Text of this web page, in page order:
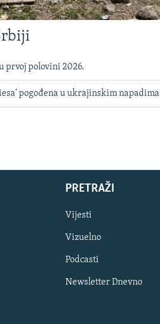
prvoj polovini 2026.
pogođena u ukrajinskim napadima
PRETRAŽI
Vijesti
Vizuelno
Podcasti
Newsletter Dnevno